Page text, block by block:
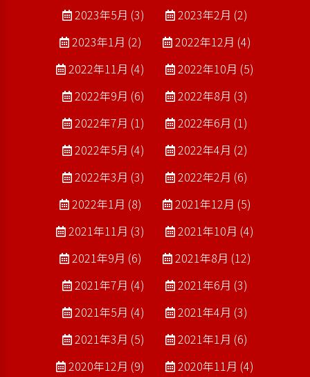
2023年5月 (3)
2023年2月 (2)
2023年1月 (2)
2022年12月 (4)
2022年11月 (4)
2022年10月 (5)
2022年9月 (6)
2022年8月 (3)
2022年7月 (1)
2022年6月 (1)
2022年5月 (4)
2022年4月 (2)
2022年3月 (3)
2022年2月 (6)
2022年1月 (8)
2021年12月 (5)
2021年11月 (3)
2021年10月 (4)
2021年9月 (6)
2021年8月 (12)
2021年7月 (4)
2021年6月 (3)
2021年5月 (4)
2021年4月 (3)
2021年3月 (5)
2021年1月 (6)
2020年12月 (9)
2020年11月 (4)